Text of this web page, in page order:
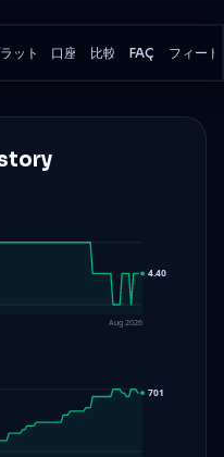
ットフォーム
口座 比較 FAQ フィー
4.40
Aug 2026
701